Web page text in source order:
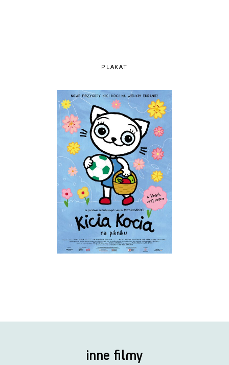
PLAKAT
inne filmy